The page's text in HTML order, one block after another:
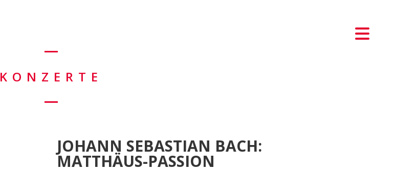
KONZERTE
JOHANN SEBASTIAN BACH:
MATTHÄUS-PASSION